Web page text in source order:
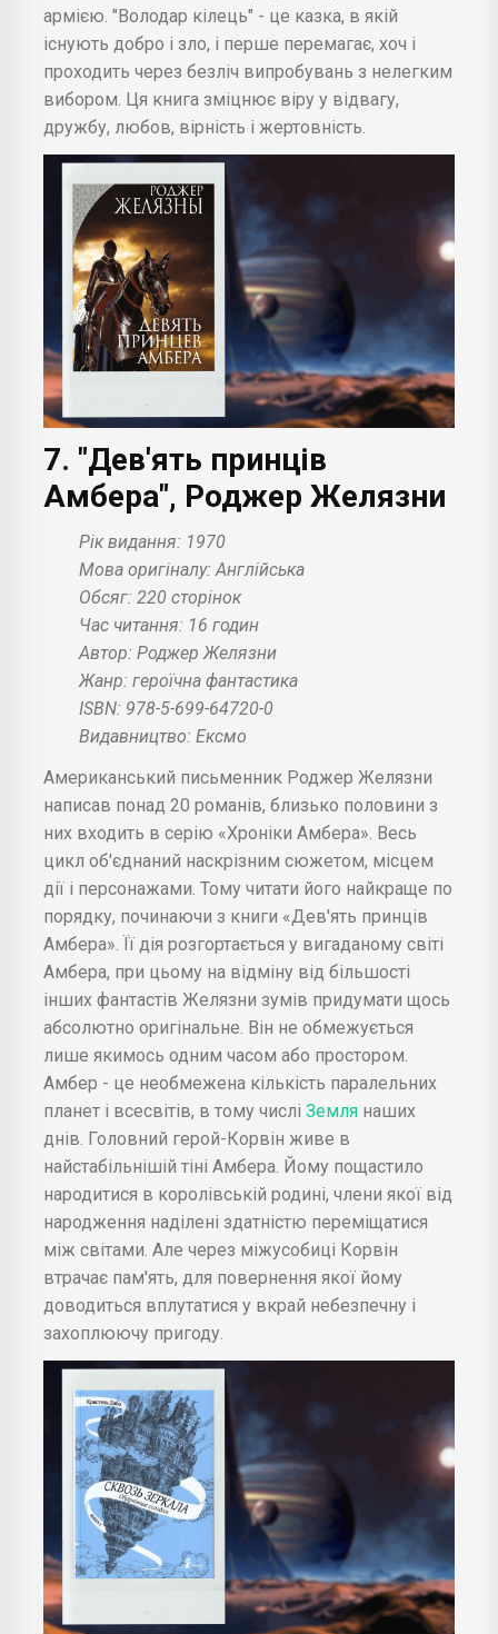
армією. "Володар кілець" - це казка, в якій
існують добро і зло, і перше перемагає, хоч і
проходить через безліч випробувань з нелегким
вибором. Ця книга зміцнює віру у відвагу,
дружбу, любов, вірність і жертовність.
7. "Дев'ять принців
Амбера", Роджер Желязни
Рік видання: 1970
Мова оригіналу: Англійська
Обсяг: 220 сторінок
Час читання: 16 годин
Автор: Роджер Желязни
Жанр: героїчна фантастика
ISBN: 978-5-699-64720-0
Видавництво: Ексмо
Американський письменник Роджер Желязни
написав понад 20 романів, близько половини з
них входить в серію «Хроніки Амбера». Весь
цикл об'єднаний наскрізним сюжетом, місцем
дії і персонажами. Тому читати його найкраще по
порядку, починаючи з книги «Дев'ять принців
Амбера». Її дія розгортається у вигаданому світі
Амбера, при цьому на відміну від більшості
інших фантастів Желязни зумів придумати щось
абсолютно оригінальне. Він не обмежується
лише якимось одним часом або простором.
Амбер - це необмежена кількість паралельних
планет і всесвітів, в тому числі Земля наших
днів. Головний герой-Корвін живе в
найстабільнішій тіні Амбера. Йому пощастило
народитися в королівській родині, члени якої від
народження наділені здатністю переміщатися
між світами. Але через міжусобиці Корвін
втрачає пам'ять, для повернення якої йому
доводиться вплутатися у вкрай небезпечну і
захоплюючу пригоду.